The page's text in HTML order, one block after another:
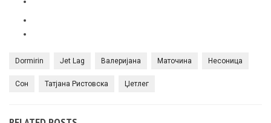
Dormirin Jet Lag Валеријана Маточина Несоница
Сон Татјана Ристовска Џетлег